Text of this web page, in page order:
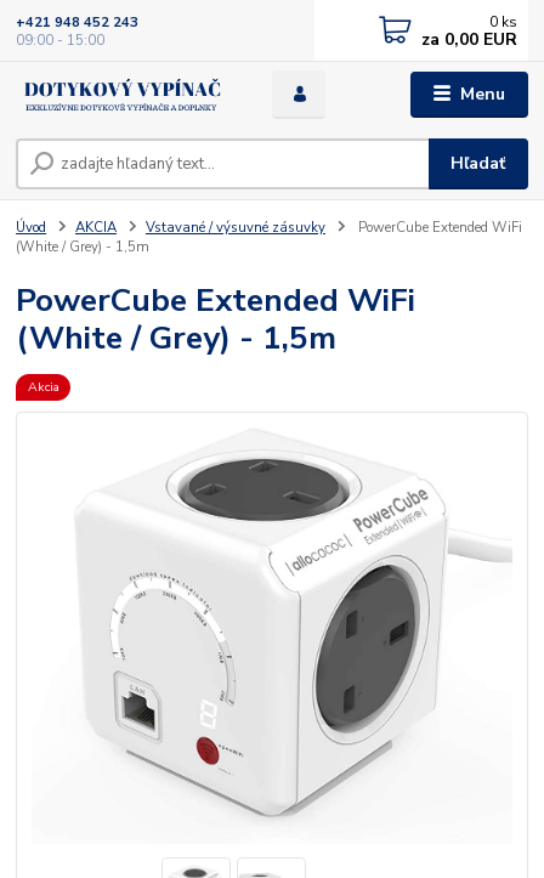
Menu
Hľadať
+421 948 452 243
09:00 - 15:00
0 ks
za 0,00 EUR
Úvod AKCIA Vstavané / výsuvné zásuvky
PowerCube Extended WiFi
(White / Grey) - 1,5m
PowerCube Extended WiFi
(White / Grey) - 1,5m
Akcia